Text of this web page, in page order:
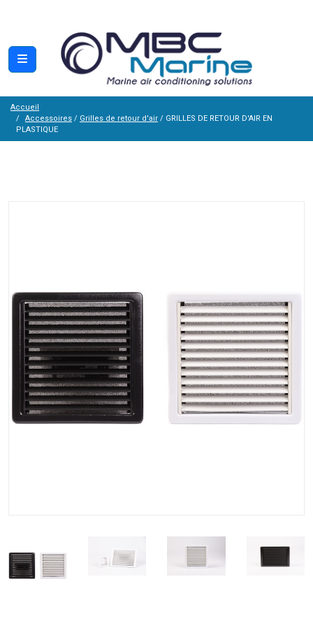
Accueil
Accessoires / Grilles de retour d'air / GRILLES DE RETOUR D'AIR EN
PLASTIQUE